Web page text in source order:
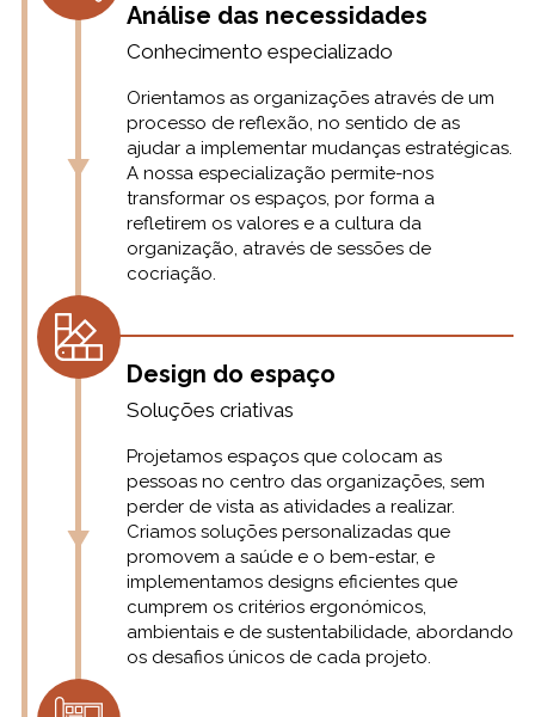
Análise das necessidades
Conhecimento especializado
Orientamos as organizações através de um
processo de reflexão, no sentido de as
ajudar a implementar mudanças estratégicas.
A nossa especialização permite-nos
transformar os espaços, por forma a
refletirem os valores e a cultura da
organização, através de sessões de
cocriação.
Design do espaço
Soluções criativas
Projetamos espaços que colocam as
pessoas no centro das organizações, sem
perder de vista as atividades a realizar.
Criamos soluções personalizadas que
promovem a saúde e o bem-estar, e
implementamos designs eficientes que
cumprem os critérios ergonómicos,
ambientais e de sustentabilidade, abordando
os desafios únicos de cada projeto.